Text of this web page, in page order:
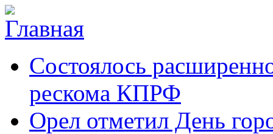
Перейти к основному содержанию
Черкесское
республиканское
отделение
Коммунистической
партии Российской
Федерации
аргументы,
фактыСостоялось
рескома КПРФ
Орел отметил День